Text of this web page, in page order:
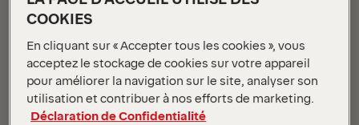
COOKIES
En cliquant sur « Accepter tous les cookies », vous
acceptez le stockage de cookies sur votre appareil
pour améliorer la navigation sur le site, analyser son
utilisation et contribuer à nos efforts de marketing.
Déclaration de Confidentialité